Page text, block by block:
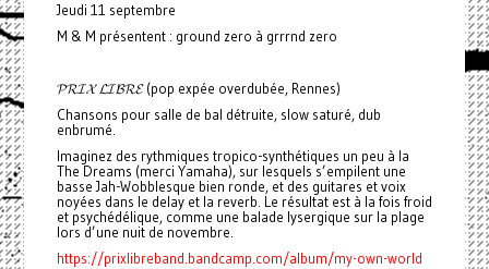
Jeudi 11 septembre
M & M présentent : ground zero à grrrnd zero
𝓟𝓡𝓘𝓧 𝓛𝓘𝓑𝓡𝓔 (pop expée overdubée, Rennes)
Chansons pour salle de bal détruite, slow saturé, dub
enbrumé.
Imaginez des rythmiques tropico-synthétiques un peu à la
The Dreams (merci Yamaha), sur lesquels s’empilent une
basse Jah-Wobblesque bien ronde, et des guitares et voix
noyées dans le delay et la reverb. Le résultat est à la fois froid
et psychédélique, comme une balade lysergique sur la plage
lors d’une nuit de novembre.
https://prixlibreband.bandcamp.com/album/my-own-world